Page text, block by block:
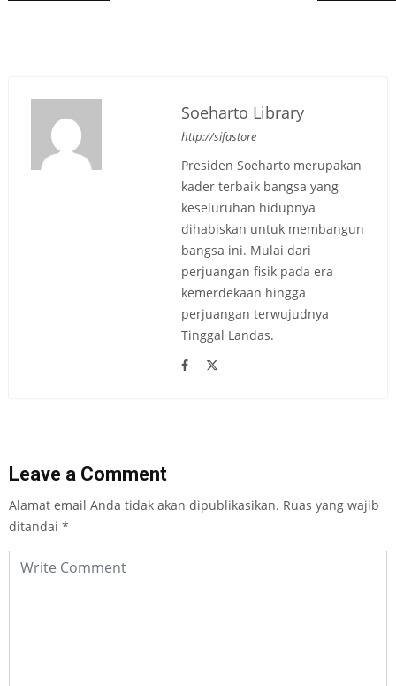
Soeharto Library
http://sifastore
Presiden Soeharto merupakan
kader terbaik bangsa yang
keseluruhan hidupnya
dihabiskan untuk membangun
bangsa ini. Mulai dari
perjuangan fisik pada era
kemerdekaan hingga
perjuangan terwujudnya
Tinggal Landas.
Leave a Comment
Alamat email Anda tidak akan dipublikasikan. Ruas yang wajib
ditandai *